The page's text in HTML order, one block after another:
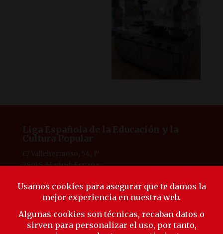
28015, Madrid, España
laliga@ligaeducacion.org
© Liga Educación 2025 |Aviso Legal|Política de
Privacidad|Política de Cookies